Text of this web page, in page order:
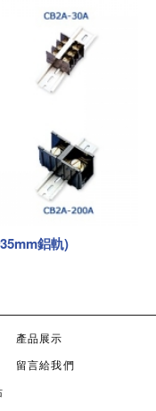
鋁軌)
產品展示
留言給我們